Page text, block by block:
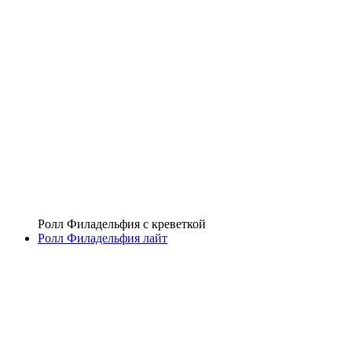
Ролл Филадельфия с креветкой
Ролл Филадельфия лайт